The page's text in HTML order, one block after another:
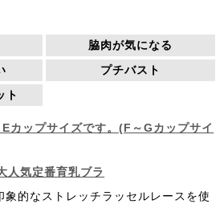
脇肉が気になる
プチバスト
ト
Eカップサイズです。(F～Gカップサイ
気定番育乳ブラ
象的なストレッチラッセルレースを使